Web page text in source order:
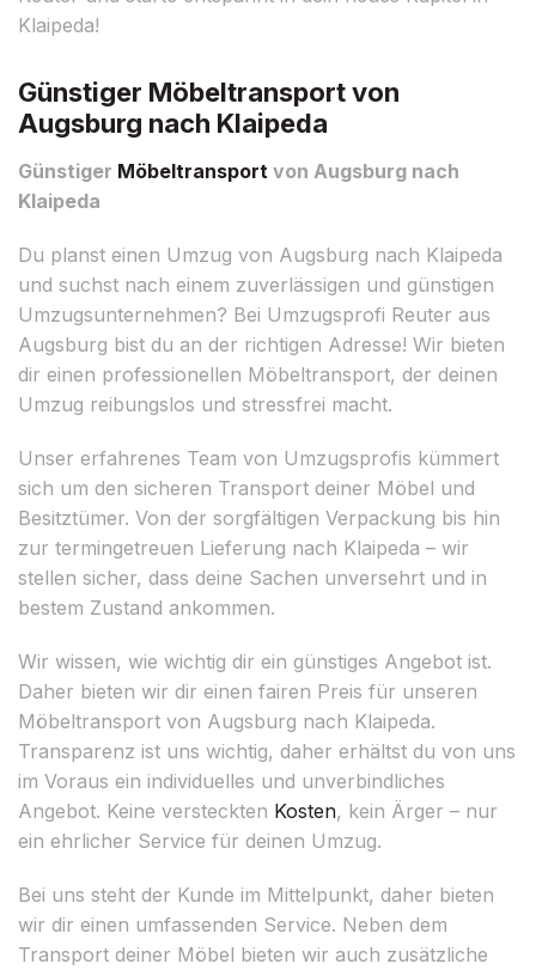
Klaipeda!
Günstiger Möbeltransport von
Augsburg nach Klaipeda
Günstiger Möbeltransport von Augsburg nach
Klaipeda
Du planst einen Umzug von Augsburg nach Klaipeda
und suchst nach einem zuverlässigen und günstigen
Umzugsunternehmen? Bei Umzugsprofi Reuter aus
Augsburg bist du an der richtigen Adresse! Wir bieten
dir einen professionellen Möbeltransport, der deinen
Umzug reibungslos und stressfrei macht.
Unser erfahrenes Team von Umzugsprofis kümmert
sich um den sicheren Transport deiner Möbel und
Besitztümer. Von der sorgfältigen Verpackung bis hin
zur termingetreuen Lieferung nach Klaipeda – wir
stellen sicher, dass deine Sachen unversehrt und in
bestem Zustand ankommen.
Wir wissen, wie wichtig dir ein günstiges Angebot ist.
Daher bieten wir dir einen fairen Preis für unseren
Möbeltransport von Augsburg nach Klaipeda.
Transparenz ist uns wichtig, daher erhältst du von uns
im Voraus ein individuelles und unverbindliches
Angebot. Keine versteckten Kosten, kein Ärger – nur
ein ehrlicher Service für deinen Umzug.
Bei uns steht der Kunde im Mittelpunkt, daher bieten
wir dir einen umfassenden Service. Neben dem
Transport deiner Möbel bieten wir auch zusätzliche